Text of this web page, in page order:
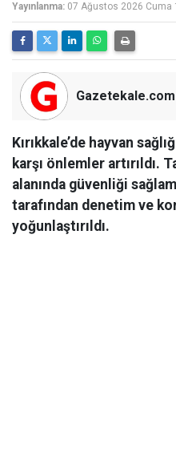
Yayınlanma: 07 Ağustos 2026 Cuma
Gazetekale.com
Kırıkkale’de hayvan
karşı önlemler artırıldı.
alanında güvenliği
tarafından denetim ve
yoğunlaştırıldı.